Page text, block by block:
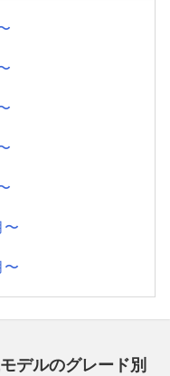
〜
〜
デルのグレード別